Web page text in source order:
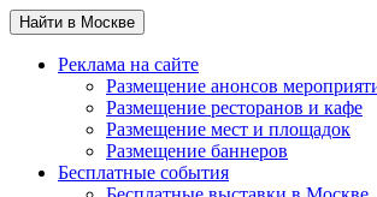
Найти в Москве
Реклама на сайте
Размещение анонсов
Размещение ресторанов и кафе
Размещение мест и площадок
Размещение баннеров
Бесплатные события